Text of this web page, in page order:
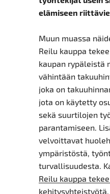
elämiseen
Muun muassa
Reilu kauppa
kaupan rypäleistä
vähintään
joka on
jota on käytetty
sekä suurtilojen
parantamiseen.
velvoittavat
ympäristöstä,
turvallisuudesta.
Reilu kauppa
kehitysyhteistyötä